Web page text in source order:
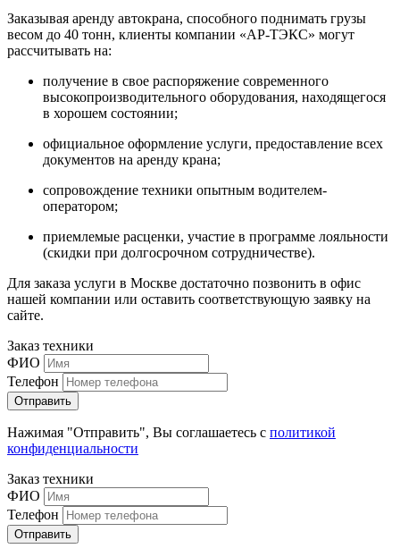
Заказывая аренду автокрана, способного поднимать грузы
весом до 40 тонн, клиенты компании «АР-ТЭКС» могут
рассчитывать на:
получение в свое распоряжение современного
высокопроизводительного оборудования, находящегося
в хорошем состоянии;
официальное оформление услуги, предоставление всех
документов на аренду крана;
сопровождение техники опытным водителем-
оператором;
приемлемые расценки, участие в программе лояльности
(скидки при долгосрочном сотрудничестве).
Для заказа услуги в Москве достаточно позвонить в офис
нашей компании или оставить соответствующую заявку на
сайте.
Заказ техники
ФИО
Телефон
Нажимая "Отправить", Вы соглашаетесь с политикой
конфиденциальности
Заказ техники
ФИО
Телефон